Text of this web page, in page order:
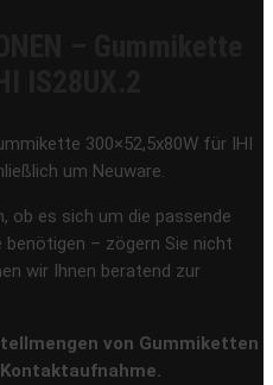
300×52,5x80W für IHI
um Neuware.
ob es sich um die passende
benötigen – zögern Sie nicht
wir Ihnen beratend zur
von Gummiketten